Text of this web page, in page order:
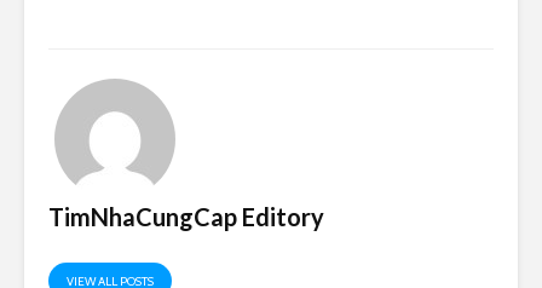
TimNhaCungCap Editory
VIEW ALL POSTS